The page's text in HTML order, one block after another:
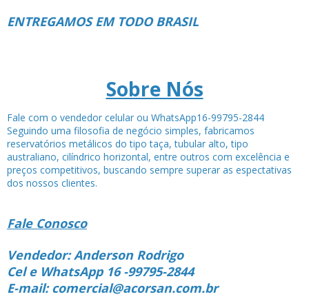
ENTREGAMOS EM TODO BRASIL
Sobre Nós
Fale com o vendedor celular ou WhatsApp16-99795-2844
Seguindo uma filosofia de negócio simples, fabricamos
reservatórios metálicos do tipo taça, tubular alto, tipo
australiano, cilíndrico horizontal, entre outros com excelência e
preços competitivos, buscando sempre superar as espectativas
dos nossos clientes.
Fale Conosco
Vendedor: Anderson Rodrigo
Cel e WhatsApp 16 -99795-2844
E-mail: comercial@acorsan.com.br